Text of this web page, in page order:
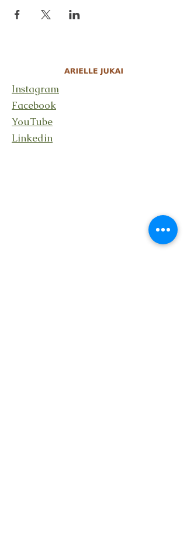
Instagram
Facebook
YouTube
Linkedin